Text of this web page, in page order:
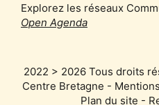
Explorez les réseaux
Open Agenda
2022 > 2026 Tous droits
Centre Bretagne -
Plan du site -